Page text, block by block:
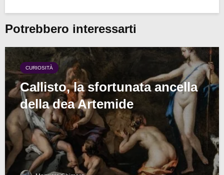
Potrebbero interessarti
CURIOSITÀ
Callisto, la sfortunata ancella
della dea Artemide